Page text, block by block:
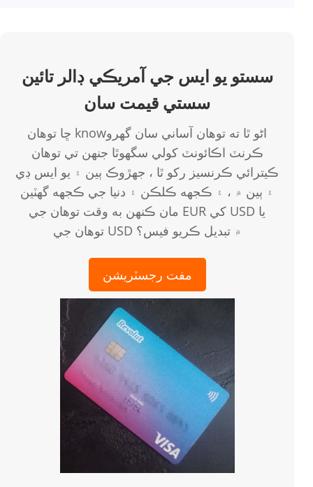
سستو يو ايس جي آمريڪي ڊالر تائين
سستي قيمت سان
ڇا توهان knowاڻو ٿا ته توهان آساني سان گھرو
ڪرنٽ اڪائونٽ کولي سگھوٿا جنهن تي توهان
ڪيترائي ڪرنسيز رکو ٿا ، جهڙوڪ ٻين ۽ يو ايس ڊي
۽ ٻين ۾ ، ۽ ڪجهه ڪلڪن ۽ دنيا جي ڪجهه گهٽين
مان ڪنهن به وقت توهان جي EUR کي USD يا
توهان جي USD ۾ تبديل ڪريو فيس؟
مفت رجسٽريشن